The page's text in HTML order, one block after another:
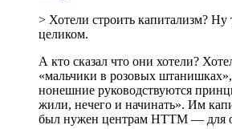
> Хотели строить капитализм? Ну
целиком.
А кто сказал что они хотели?
«мальчики в розовых
нонешние руководствуются
жили, нечего и начинать». Им
был нужен центрам НТТМ — для